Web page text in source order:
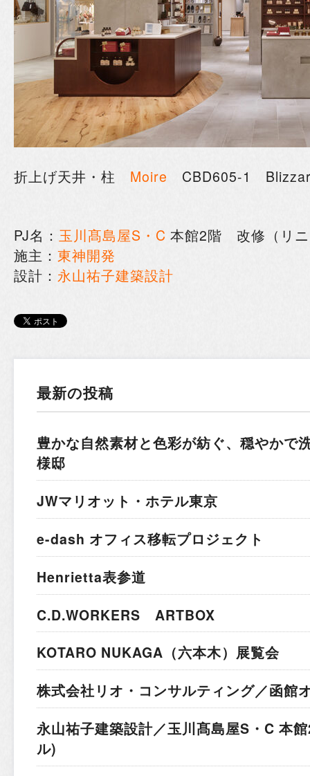
折上げ天井・柱 Moire CBD605-1
PJ名： 玉川髙島屋S・C 本館2階 改修（リ
施主： 東神開発
設計： 永山祐子建築設計
最新の投稿
豊かな自然素材と色彩が紡ぐ、穏やかで
様邸
JWマリオット・ホテル東京
e-dash オフィス移転プロジェクト
Henrietta表参道
C.D.WORKERS ARTBOX
KOTARO NUKAGA（六本木）展覧会
株式会社リオ・コンサルティング／函館
永山祐子建築設計／玉川髙島屋S・C 本
ル)